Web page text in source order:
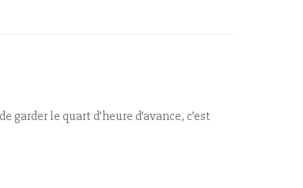
le quart d’heure d’avance, c’est